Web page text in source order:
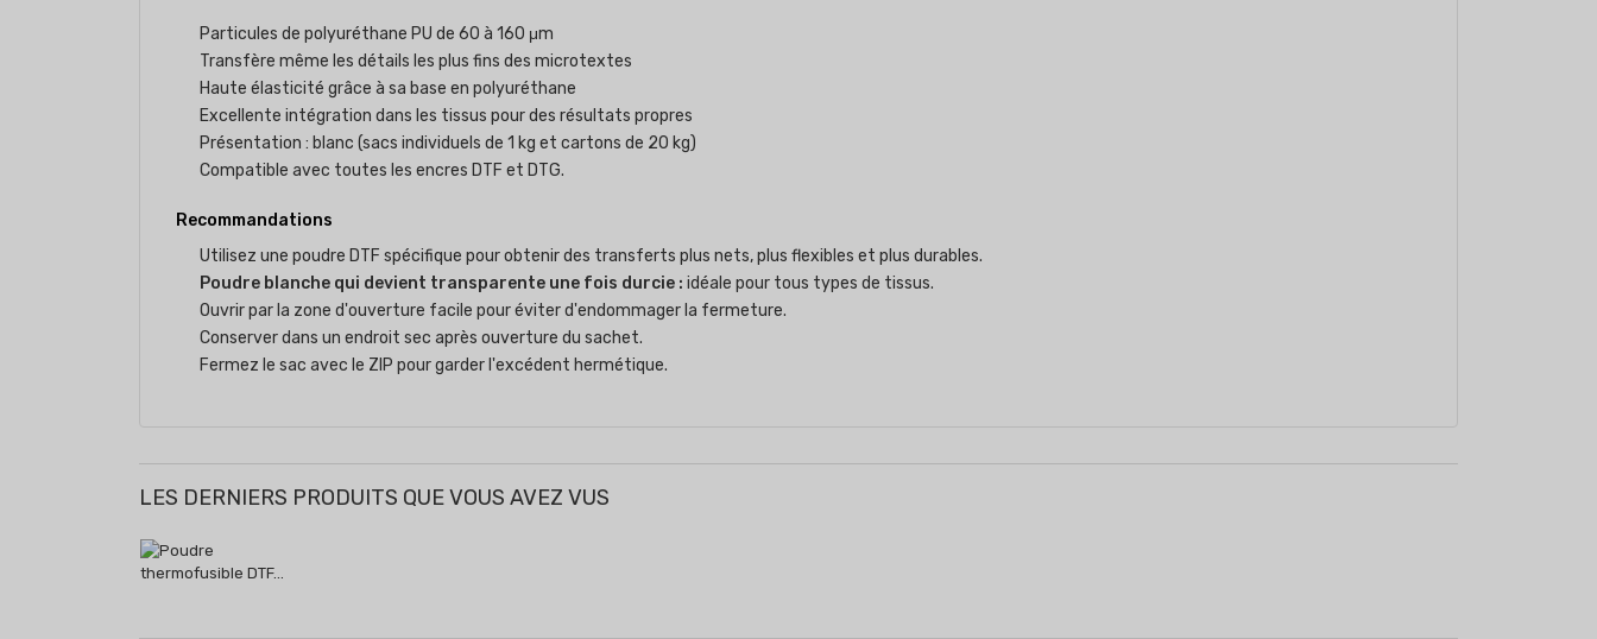
Particules de polyuréthane PU de 60 à 160 μm
Transfère même les détails les plus fins des microtextes
Haute élasticité grâce à sa base en polyuréthane
Excellente intégration dans les tissus pour des résultats propres
Présentation : blanc (sacs individuels de 1 kg et cartons de 20 kg)
Compatible avec toutes les encres DTF et DTG.
Recommandations
Utilisez une poudre DTF spécifique pour obtenir des transferts plus nets, plus flexibles et plus durables.
Poudre blanche qui devient transparente une fois durcie : idéale pour tous types de tissus.
Ouvrir par la zone d'ouverture facile pour éviter d'endommager la fermeture.
Conserver dans un endroit sec après ouverture du sachet.
Fermez le sac avec le ZIP pour garder l'excédent hermétique.
LES DERNIERS PRODUITS QUE VOUS AVEZ VUS